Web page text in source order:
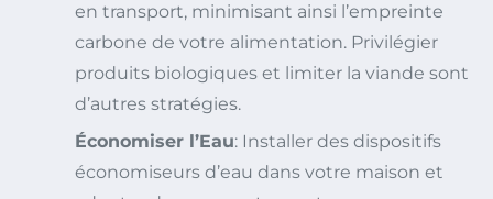
en transport, minimisant ainsi l’empreinte
carbone de votre alimentation. Privilégier
produits biologiques et limiter la viande sont
d’autres stratégies.
Économiser l’Eau: Installer des dispositifs
économiseurs d’eau dans votre maison et